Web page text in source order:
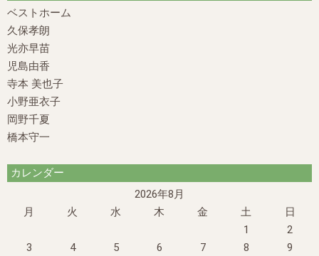
ベストホーム
久保孝朗
光亦早苗
児島由香
寺本 美也子
小野亜衣子
岡野千夏
橋本守一
カレンダー
2026年8月
月
火 水 木 金 土
日
1
2
3
4 5 6 7 8 9